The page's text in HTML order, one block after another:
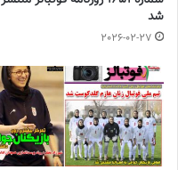
شد
2026-02-27